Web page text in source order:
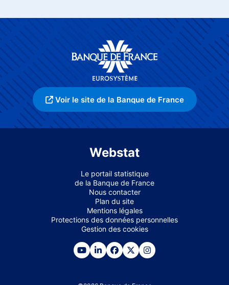
Voir le site de la Banque de France
Webstat
Le portail statistique
de la Banque de France
Nous contacter
Plan du site
Mentions légales
Protections des données personnelles
Gestion des cookies